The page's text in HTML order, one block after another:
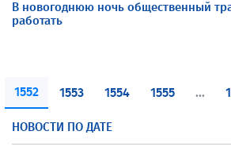
В новогоднюю ночь общественный
работать
1552 1553 1554 1555 ...
НОВОСТИ ПО ДАТЕ